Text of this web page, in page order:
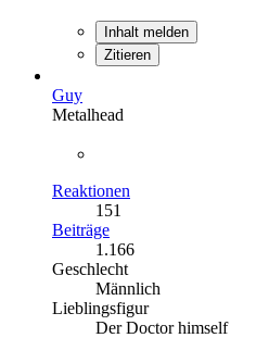
Inhalt melden
Zitieren
Guy
Metalhead
Reaktionen
151
Beiträge
1.166
Geschlecht
Männlich
Lieblingsfigur
Der Doctor himself